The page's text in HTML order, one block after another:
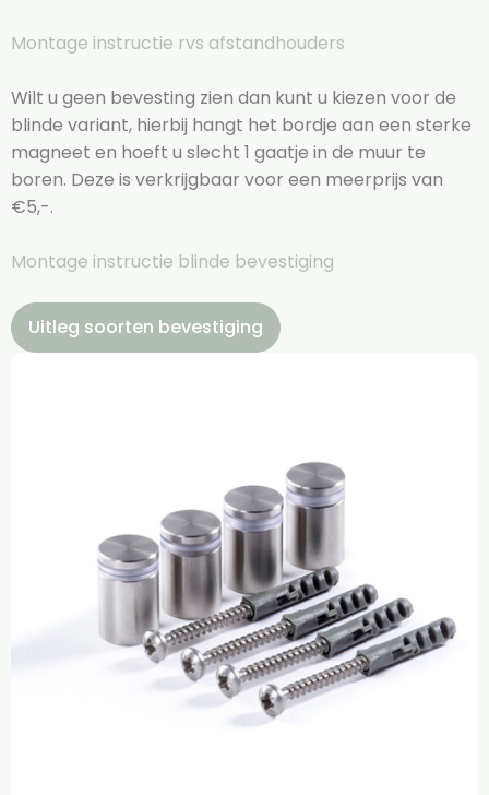
Montage instructie rvs afstandhouders
Wilt u geen bevesting zien dan kunt u kiezen voor de
blinde variant, hierbij hangt het bordje aan een sterke
magneet en hoeft u slecht 1 gaatje in de muur te
boren. Deze is verkrijgbaar voor een meerprijs van
€5,-.
Montage instructie blinde bevestiging
Uitleg soorten bevestiging